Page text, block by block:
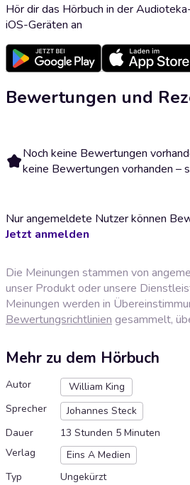
Hör dir das Hörbuch in der
iOS-Geräten an
Bewertungen und
Noch keine Bewertungen
keine Bewertungen vorhanden –
Nur angemeldete Nutzer können
Jetzt anmelden
Die Meinungen stammen von
unser Produkt oder unsere
Meinungen werden in
Bewertungsrichtlinien gesammelt,
Mehr zu dem Hörbuch
Autor
William King
Sprecher
Johannes Steck
Dauer
13 Stunden 5 Minuten
Verlag
Eins A Medien
Typ
Ungekürzt